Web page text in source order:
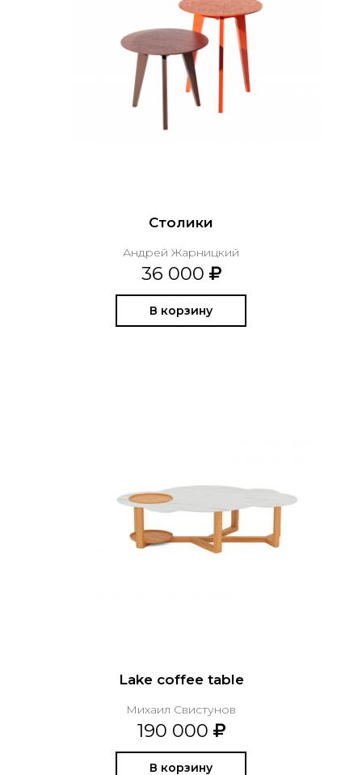
Столики
Андрей Жарницкий
36 000
В корзину
Lake coffee table
Михаил Свистунов
190 000
В корзину